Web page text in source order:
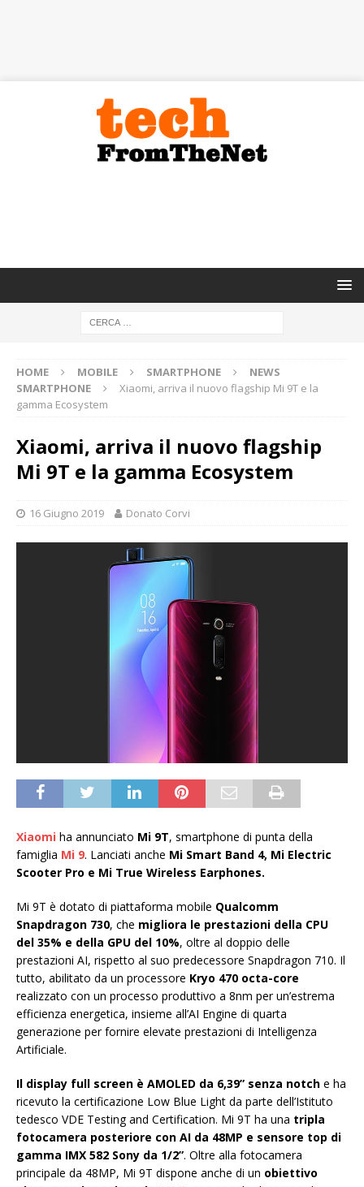
HOME MOBILE SMARTPHONE
NEWS
SMARTPHONE
Xiaomi, arriva il nuovo flagship Mi 9T e la
gamma Ecosystem
Xiaomi, arriva il nuovo flagship
Mi 9T e la gamma Ecosystem
16 Giugno 2019 Donato Corvi
Xiaomi ha annunciato Mi 9T, smartphone di punta della
famiglia Mi 9. Lanciati anche Mi Smart Band 4, Mi Electric
Scooter Pro e Mi True Wireless Earphones.
Mi 9T è dotato di piattaforma mobile Qualcomm
Snapdragon 730, che migliora le prestazioni della CPU
del 35% e della GPU del 10%, oltre al doppio delle
prestazioni AI, rispetto al suo predecessore Snapdragon 710. Il
tutto, abilitato da un processore Kryo 470 octa-core
realizzato con un processo produttivo a 8nm per un’estrema
efficienza energetica, insieme all’AI Engine di quarta
generazione per fornire elevate prestazioni di Intelligenza
Artificiale.
Il display full screen è AMOLED da 6,39” senza notch e ha
ricevuto la certificazione Low Blue Light da parte dell’Istituto
tedesco VDE Testing and Certification. Mi 9T ha una tripla
fotocamera posteriore con AI da 48MP e sensore top di
gamma IMX 582 Sony da 1/2”. Oltre alla fotocamera
principale da 48MP, Mi 9T dispone anche di un obiettivo